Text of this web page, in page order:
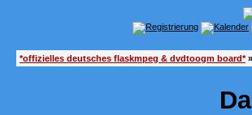
*offizielles deutsches flaskmpeg & dvdtoogm board*»